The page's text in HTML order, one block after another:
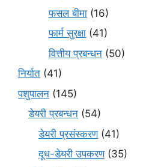
फसल बीमा (16)
फार्म सुरक्षा (41)
वित्तीय प्रबन्धन (50)
निर्यात (41)
पशुपालन (145)
डेयरी प्रबन्धन (54)
डेयरी प्रसंस्करण(41)
दूध-डेयरी उपकरण(35)